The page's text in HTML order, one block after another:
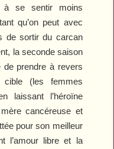
à se sentir moins
qu’on peut avec
de sortir du carcan
la seconde saison
de prendre à revers
(les femmes
laissant l’héroïne
cancéreuse et
pour son meilleur
l’amour libre et la